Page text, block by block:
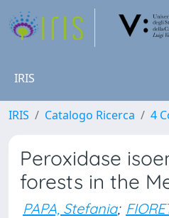
IRIS
IRIS Catalogo Ricerca 4
Peroxidase
forests in the
PAPA, Stefania;